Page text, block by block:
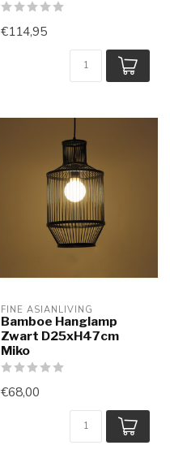
€114,95
FINE ASIANLIVING
Bamboe Hanglamp
Zwart D25xH47cm
Miko
€68,00